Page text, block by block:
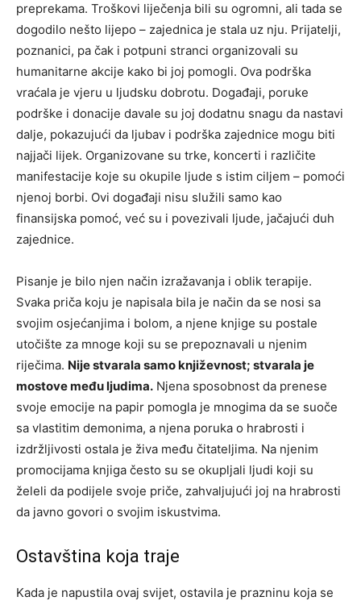
preprekama. Troškovi liječenja bili su ogromni, ali tada se
dogodilo nešto lijepo – zajednica je stala uz nju. Prijatelji,
poznanici, pa čak i potpuni stranci organizovali su
humanitarne akcije kako bi joj pomogli. Ova podrška
vraćala je vjeru u ljudsku dobrotu. Događaji, poruke
podrške i donacije davale su joj dodatnu snagu da nastavi
dalje, pokazujući da ljubav i podrška zajednice mogu biti
najjači lijek. Organizovane su trke, koncerti i različite
manifestacije koje su okupile ljude s istim ciljem – pomoći
njenoj borbi. Ovi događaji nisu služili samo kao
finansijska pomoć, već su i povezivali ljude, jačajući duh
zajednice.
Pisanje je bilo njen način izražavanja i oblik terapije.
Svaka priča koju je napisala bila je način da se nosi sa
svojim osjećanjima i bolom, a njene knjige su postale
utočište za mnoge koji su se prepoznavali u njenim
riječima. Nije stvarala samo književnost; stvarala je
mostove među ljudima. Njena sposobnost da prenese
svoje emocije na papir pomogla je mnogima da se suoče
sa vlastitim demonima, a njena poruka o hrabrosti i
izdržljivosti ostala je živa među čitateljima. Na njenim
promocijama knjiga često su se okupljali ljudi koji su
želeli da podijele svoje priče, zahvaljujući joj na hrabrosti
da javno govori o svojim iskustvima.
Ostavština koja traje
Kada je napustila ovaj svijet, ostavila je prazninu koja se